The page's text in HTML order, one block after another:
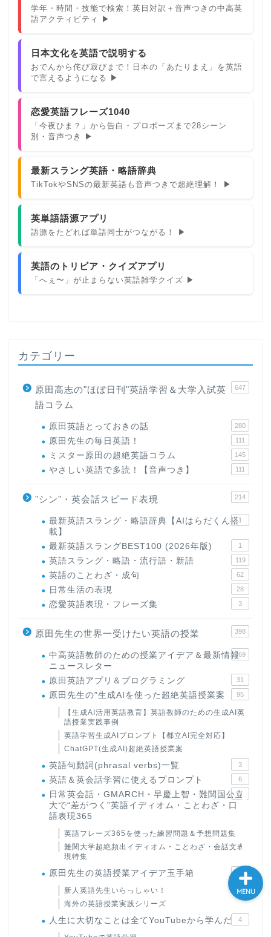
学年・時間・技能で検索！英日対訳＋音声つきの中高英
語アクティビティ ▶
日本文化を英語で説明する
おでんから侘び寂びまで！日本の「あたりまえ」を英語
で言えるようになる ▶
恋愛英語フレーズ1040
「今夜ひま？」から告白・プロポーズまで28シーン
別・音声つき ▶
最新スラング英語・略語辞典
TikTokやSNSの最新英語も音声つきで超絶理解！ ▶
英単語語源アプリ
語源をたどれば単語同士がつながる！ ▶
英語のトリビア・クイズアプリ
「へぇ〜」が止まらない英語雑学クイズ ▶
カテゴリー
原田高志の"ほぼ日刊"英語学習＆大学入試英
語コラム
647
原田英語とっておきの話 280
原田先生の毎日英語！ 111
ミスター原田の超絶英語コラム 145
やさしい英語で多読！【音声つき】 111
"シン"・英会話スピード表現 214
最新英語スラング・略語辞典【AIはらだくん搭
載】
1
最新英語スラングBEST100 (2026年版) 1
英語スラング・略語・流行語・新語 119
英語のことわざ・成句 62
日常生活の表現 28
恋愛英語表現・フレーズ集 3
原田先生の世界一受けたい英語の授業 398
中高英語教師のための授業アイデア＆最新情報
ニュースレター
169
原田英語アプリ＆プログラミング 31
原田先生の"生成AIを使った超絶英語授業案 95
【生成AI活用英語教育】英語教師のための生成AI英
語授業実践事例
英語学習生成AIプロンプト【都立AI完全対応】
ChatGPT(生成AI)超絶英語授業案
英語句動詞(phrasal verbs)一覧 3
英語＆英会話学習に使えるプロンプト 6
日常英会話・GMARCH・早慶上智・難関国公立
大で“差がつく”英語イディオム・ことわざ・口
語表現365
22
英語フレーズ365を使った練習問題＆予想問題集
難関大学超絶頻出イディオム・ことわざ・会話文表
現特集
原田先生の英語授業アイデア玉手箱
新人英語先生いらっしゃい！
海外の英語授業実践シリーズ
人生に大切なことは全てYouTubeから学んだ 4
MENU
ホーム
原田高志の”ほぼ日刊”英語
学習＆大学入試英語コラム
“シン”・英会話スピード表
現
大学入試英語対策講座
英語名言・格言・カッコい
い英語＆素敵な英文フレー
ズ集
過去記事
CONTACT